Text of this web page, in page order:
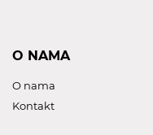
O NAMA
O nama
Kontakt